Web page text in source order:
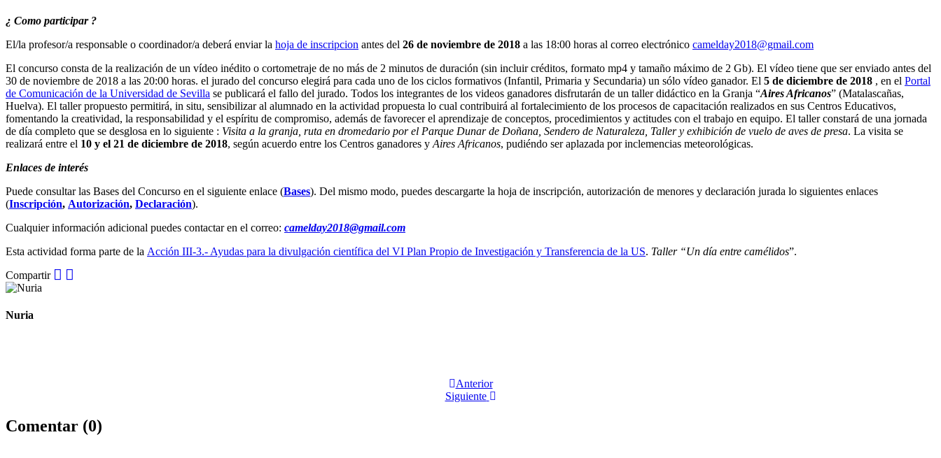
¿ Como participar ?
El/la profesor/a responsable o coordinador/a deberá enviar la hoja de inscripcion antes del 26 de noviembre de 2018 a las 18:00 horas al correo electrónico camelday2018@gmail.com
El concurso consta de la realización de un vídeo inédito o cortometraje de no más de 2 minutos de duración (sin incluir créditos, formato mp4 y tamaño máximo de 2 Gb). El vídeo tiene que ser enviado antes del
30 de noviembre de 2018 a las 20:00 horas. el jurado del concurso elegirá para cada uno de los ciclos formativos (Infantil, Primaria y Secundaria) un sólo vídeo ganador. El 5 de diciembre de 2018 , en el Portal
de Comunicación de la Universidad de Sevilla se publicará el fallo del jurado. Todos los integrantes de los videos ganadores disfrutarán de un taller didáctico en la Granja “Aires Africanos” (Matalascañas,
Huelva). El taller propuesto permitirá, in situ, sensibilizar al alumnado en la actividad propuesta lo cual contribuirá al fortalecimiento de los procesos de capacitación realizados en sus Centros Educativos,
fomentando la creatividad, la responsabilidad y el espíritu de compromiso, además de favorecer el aprendizaje de conceptos, procedimientos y actitudes con el trabajo en equipo. El taller constará de una jornada
de día completo que se desglosa en lo siguiente : Visita a la granja, ruta en dromedario por el Parque Dunar de Doñana, Sendero de Naturaleza, Taller y exhibición de vuelo de aves de presa. La visita se
realizará entre el 10 y el 21 de diciembre de 2018, según acuerdo entre los Centros ganadores y Aires Africanos, pudiéndo ser aplazada por inclemencias meteorológicas.
Enlaces de interés
Puede consultar las Bases del Concurso en el siguiente enlace (Bases). Del mismo modo, puedes descargarte la hoja de inscripción, autorización de menores y declaración jurada lo siguientes enlaces
(Inscripción, Autorización, Declaración).
Cualquier información adicional puedes contactar en el correo: camelday2018@gmail.com
Esta actividad forma parte de la Acción III-3.- Ayudas para la divulgación científica del VI Plan Propio de Investigación y Transferencia de la US. Taller “Un día entre camélidos”.
Compartir
Nuria
Anterior
Siguiente
Comentar (0)